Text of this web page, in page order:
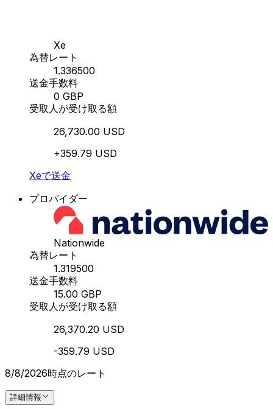
Xe
為替レート
1.336500
送金手数料
0 GBP
受取人が受け取る額
26,730.00 USD
+359.79 USD
Xeで送金
プロバイダー
Nationwide
為替レート
1.319500
送金手数料
15.00 GBP
受取人が受け取る額
26,370.20 USD
-359.79 USD
8/8/2026時点のレート
詳細情報